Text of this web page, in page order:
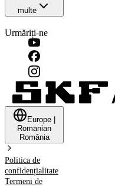
multe
Urmăriți-ne
Europe
Romanian
România
Politica de
confidențialitate
Termeni de